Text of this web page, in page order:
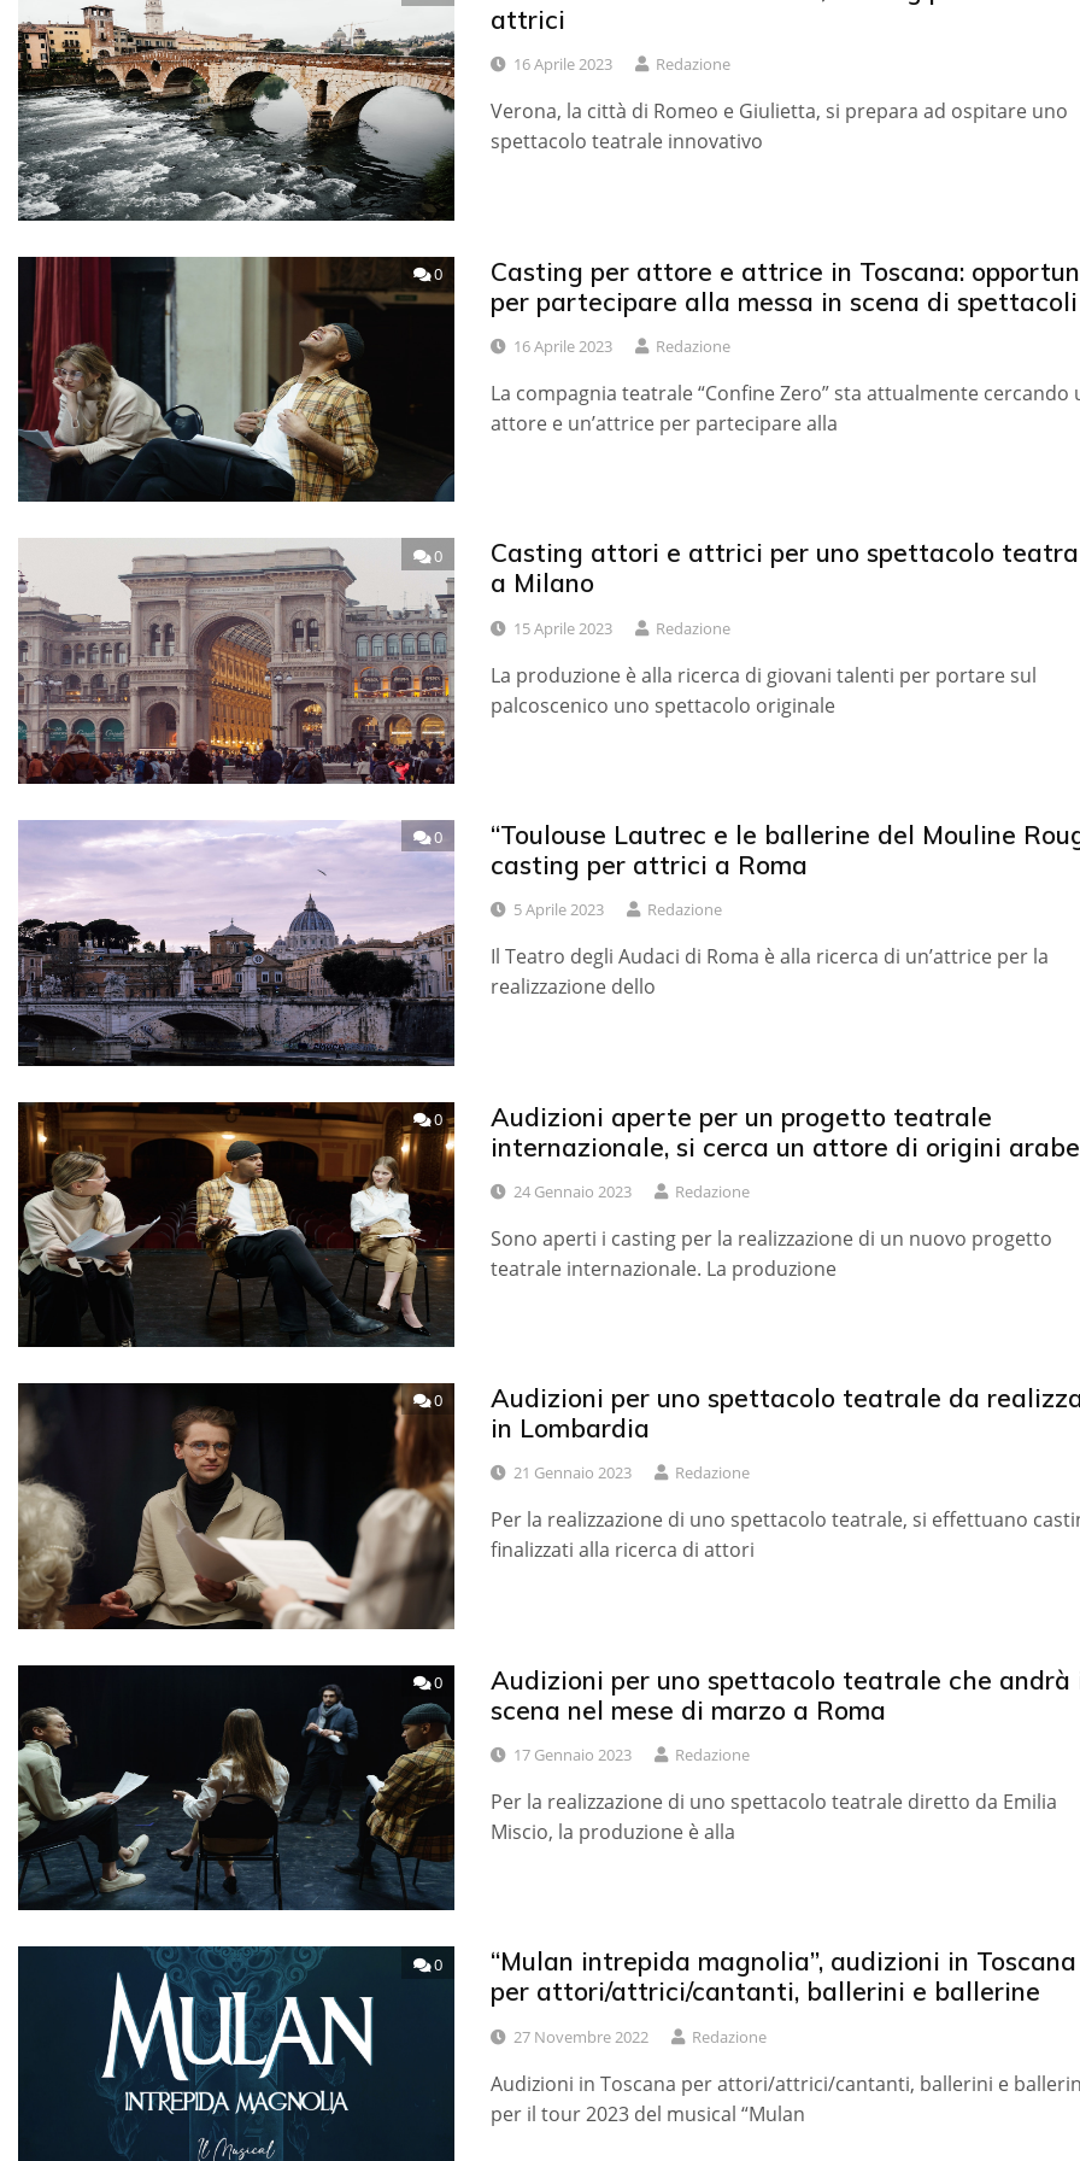
attrici
16 Aprile 2023 Redazione
Verona, la città di Romeo e Giulietta, si prepara ad ospitare uno
spettacolo teatrale innovativo
0
Casting per attore e attrice in Toscana:
per partecipare alla messa in scena di spettacoli
16 Aprile 2023 Redazione
La compagnia teatrale “Confine Zero” sta attualmente cercando
attore e un’attrice per partecipare alla
0
Casting attori e attrici per uno spettacolo
a Milano
15 Aprile 2023 Redazione
La produzione è alla ricerca di giovani talenti per portare sul
palcoscenico uno spettacolo originale
0
“Toulouse Lautrec e le ballerine del Mouline
casting per attrici a Roma
5 Aprile 2023 Redazione
Il Teatro degli Audaci di Roma è alla ricerca di un’attrice per la
realizzazione dello
0
Audizioni aperte per un progetto teatrale
internazionale, si cerca un attore di origini arabe
24 Gennaio 2023 Redazione
Sono aperti i casting per la realizzazione di un nuovo progetto
teatrale internazionale. La produzione
0
Audizioni per uno spettacolo teatrale da
in Lombardia
21 Gennaio 2023 Redazione
Per la realizzazione di uno spettacolo teatrale, si effettuano
finalizzati alla ricerca di attori
0
Audizioni per uno spettacolo teatrale che andrà
scena nel mese di marzo a Roma
17 Gennaio 2023 Redazione
Per la realizzazione di uno spettacolo teatrale diretto da Emilia
Miscio, la produzione è alla
0
“Mulan intrepida magnolia”, audizioni in Toscana
per attori/attrici/cantanti, ballerini e ballerine
27 Novembre 2022 Redazione
Audizioni in Toscana per attori/attrici/cantanti, ballerini e
per il tour 2023 del musical “Mulan